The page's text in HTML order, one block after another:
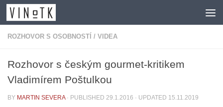
Skip to content
ROZHOVOR S OSOBNOSTÍ / VIDEA
Rozhovor s českým gourmet-kritikem
Vladimírem Poštulkou
BY MARTIN SEVERA · PUBLISHED 29.1.2016 · UPDATED 15.11.2019